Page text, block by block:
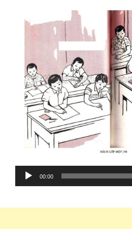
Audio
Player
00:00